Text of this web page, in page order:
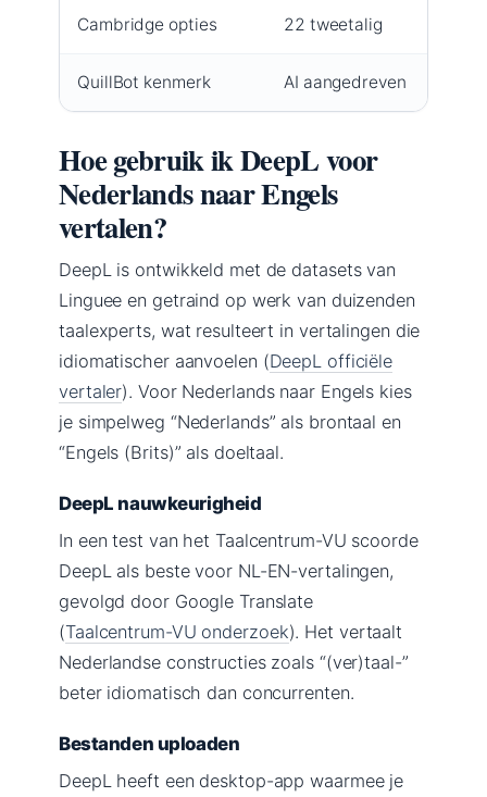
Cambridge opties 22 tweetalig
QuillBot kenmerk AI aangedreven
Hoe gebruik ik DeepL voor
Nederlands naar Engels
vertalen?
DeepL is ontwikkeld met de datasets van
Linguee en getraind op werk van duizenden
taalexperts, wat resulteert in vertalingen die
idiomatischer aanvoelen (DeepL officiële
vertaler). Voor Nederlands naar Engels kies
je simpelweg “Nederlands” als brontaal en
“Engels (Brits)” als doeltaal.
DeepL nauwkeurigheid
In een test van het Taalcentrum-VU scoorde
DeepL als beste voor NL-EN-vertalingen,
gevolgd door Google Translate
(Taalcentrum-VU onderzoek). Het vertaalt
Nederlandse constructies zoals “(ver)taal-”
beter idiomatisch dan concurrenten.
Bestanden uploaden
DeepL heeft een desktop-app waarmee je